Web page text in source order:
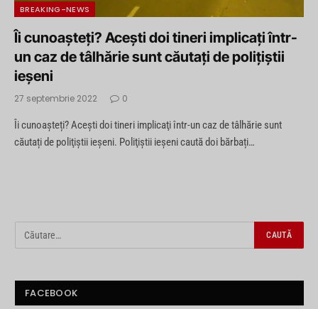
BREAKING-NEWS
Îi cunoașteți? Acești doi tineri implicaţi într-
un caz de tâlhărie sunt căutați de poliţiştii
ieşeni
27 septembrie 2022 0
Îi cunoașteți? Acești doi tineri implicaţi într-un caz de tâlhărie sunt
căutați de poliţiştii ieşeni. Poliţiştii ieşeni caută doi bărbați…
FACEBOOK